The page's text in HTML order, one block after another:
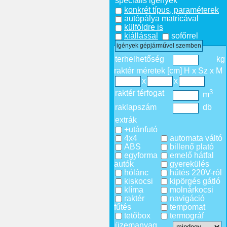
konkrét típus, paraméterek
autópálya matricával
külföldre is
kiállással
sofőrrel
igények gépjárművel szemben
terhelhetőség
kg
raktér méretek [cm] H x Sz x M
x
x
raktér térfogat
m3
raklapszám
db
extrák
+utánfutó
4x4
ABS
egyforma
autók
hólánc
kiskocsi
klíma
raktér
fűtés
tetőbox
automata váltó
billenő plató
emelő hátfal
gyerekülés
hűtés 220V-ról
kipörgés gátló
molnárkocsi
navigáció
tempomat
termográf
üzemanyag